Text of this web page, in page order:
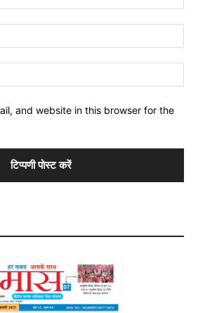
and website in this browser for the